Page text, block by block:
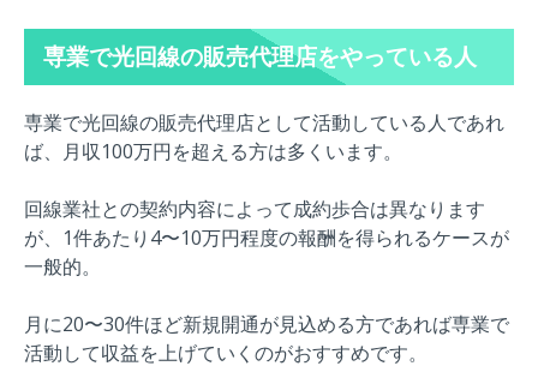
専業で光回線の販売代理店をやっている人
専業で光回線の販売代理店として活動している人であれ
ば、 月収100万円を超える方は多くいます。
回線業社との契約内容によって成約歩合は異なります
が、1件あたり4〜10万円程度の報酬を得られるケースが
一般的。
月に20〜30件ほど新規開通が見込める方であれば専業で
活動して収益を上げていくのがおすすめです。